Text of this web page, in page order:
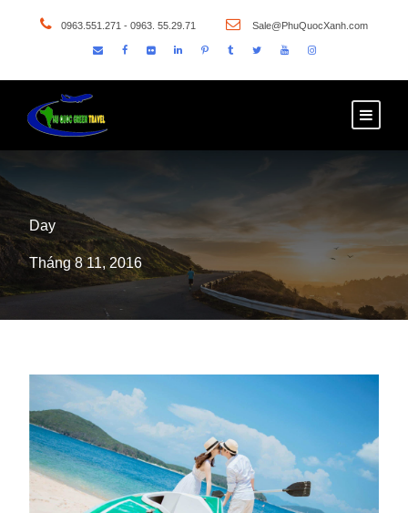
0963.551.271 - 0963. 55.29.71 Sale@PhuQuocXanh.com
Day
Tháng 8 11, 2016